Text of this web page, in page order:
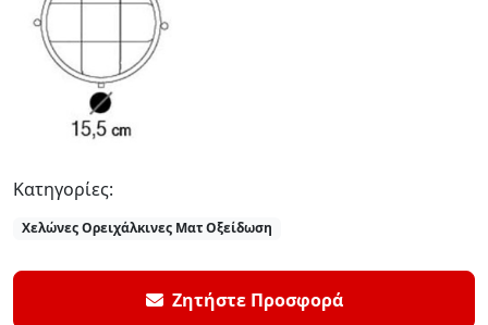
Κατηγορίες:
Χελώνες Ορειχάλκινες Ματ Οξείδωση
Ζητήστε Προσφορά